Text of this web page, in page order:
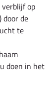
op
door de
te
doen in het